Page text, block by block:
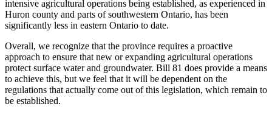
intensive agricultural operations being established, as experienced in
Huron county and parts of southwestern Ontario, has been
significantly less in eastern Ontario to date.
Overall, we recognize that the province requires a proactive
approach to ensure that new or expanding agricultural operations
protect surface water and groundwater. Bill 81 does provide a means
to achieve this, but we feel that it will be dependent on the
regulations that actually come out of this legislation, which remain to
be established.